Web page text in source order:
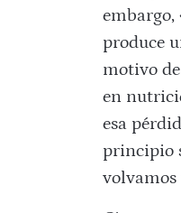
embargo,
produce
motivo
en
esa
principio
volvamos